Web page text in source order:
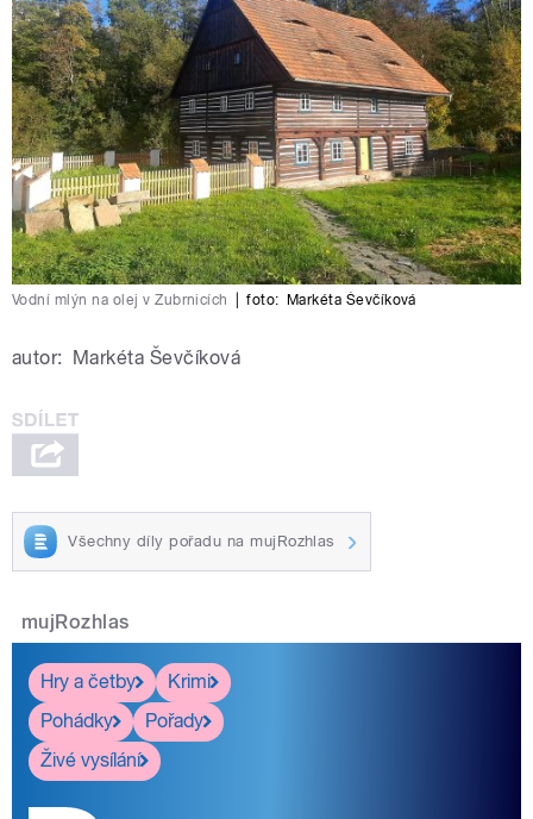
Vodní mlýn na olej v Zubrnicích foto: Markéta Ševčíková
autor: Markéta Ševčíková
Všechny díly pořadu na mujRozhlas
mujRozhlas
Hry a četby
Krimi
Pohádky
Pořady
Živé vysílání